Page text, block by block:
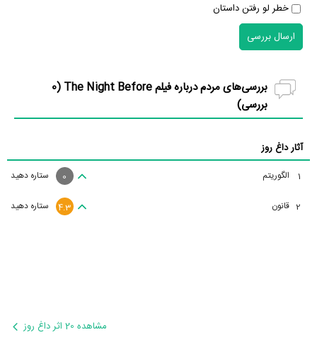
خطر لو رفتن داستان
ارسال بررسی
بررسی‌های مردم درباره فیلم The Night Before (
0
بررسی)
آثار داغ روز
1 الگوریتم ستاره دهید 0
2 قانون ستاره دهید 4.3
مشاهده 20 اثر داغ روز